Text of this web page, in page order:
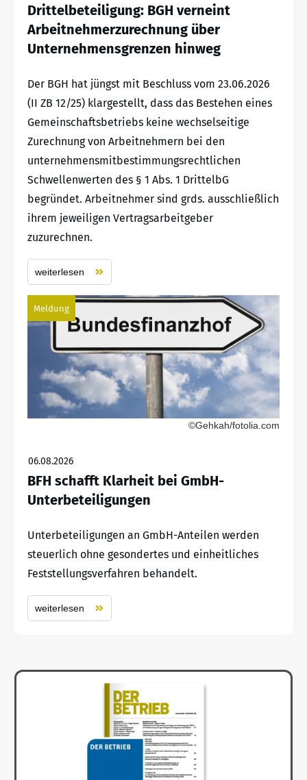
Drittelbeteiligung: BGH verneint
Arbeitnehmerzurechnung über
Unternehmensgrenzen hinweg
Der BGH hat jüngst mit Beschluss vom 23.06.2026
(II ZB 12/25) klargestellt, dass das Bestehen eines
Gemeinschaftsbetriebs keine wechselseitige
Zurechnung von Arbeitnehmern bei den
unternehmensmitbestimmungsrechtlichen
Schwellenwerten des § 1 Abs. 1 DrittelbG
begründet. Arbeitnehmer sind grds. ausschließlich
ihrem jeweiligen Vertragsarbeitgeber
zuzurechnen.
weiterlesen
Meldung
©Gehkah/fotolia.com
06.08.2026
BFH schafft Klarheit bei GmbH-
Unterbeteiligungen
Unterbeteiligungen an GmbH-Anteilen werden
steuerlich ohne gesondertes und einheitliches
Feststellungsverfahren behandelt.
weiterlesen